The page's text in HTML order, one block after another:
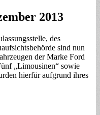
2013
des
sind nun
der Marke Ford
„Limousinen“ sowie
hierfür aufgrund ihres